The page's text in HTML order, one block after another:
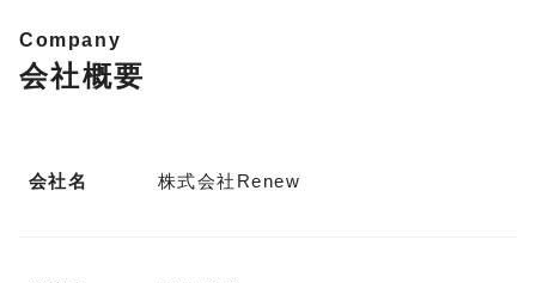
Company
会社概要
会社名 株式会社Renew